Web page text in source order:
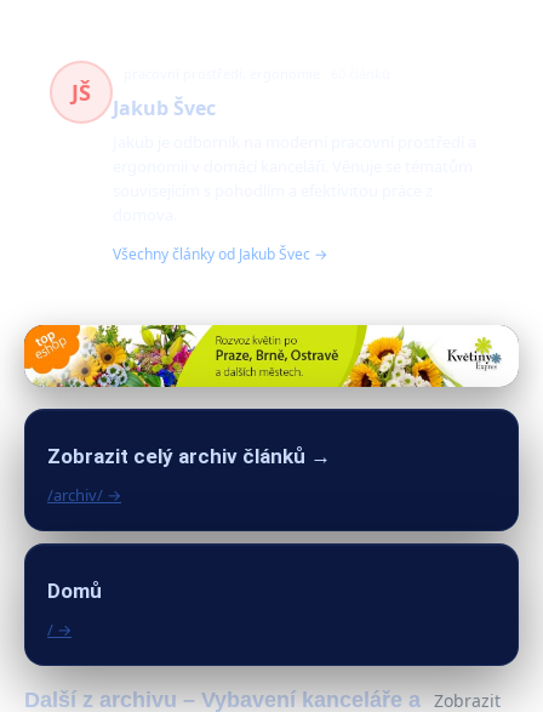
JŠ
Jakub Švec
Všechny články od Jakub Švec →
Zobrazit celý archiv článků →
/archiv/ →
Domů
/ →
Další z archivu – Vybavení kanceláře a
Zobrazit